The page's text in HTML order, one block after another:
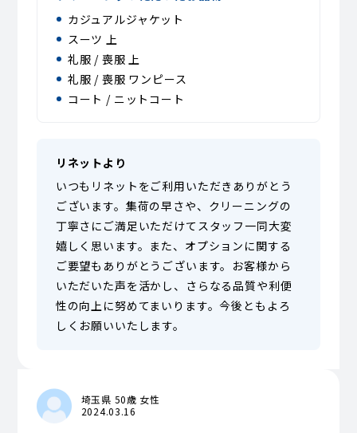
カジュアルジャケット
スーツ 上
礼服 / 喪服 上
礼服 / 喪服 ワンピース
コート / ニットコート
リネットより
いつもリネットをご利用いただきありがとう
ございます。集荷の早さや、クリーニングの
丁寧さにご満足いただけてスタッフ一同大変
嬉しく思います。また、オプションに関する
ご要望もありがとうございます。お客様から
いただいた声を活かし、さらなる品質や利便
性の向上に努めてまいります。今後ともよろ
しくお願いいたします。
埼玉県 50歳 女性
2024.03.16